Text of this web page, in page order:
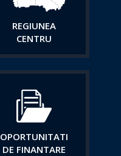
REGIUNEA
CENTRU
OPORTUNITATI
DE FINANTARE